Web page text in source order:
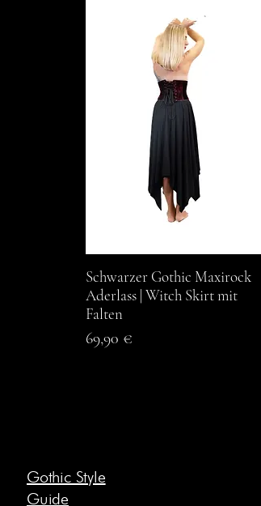
Schnellansicht
Schwarzer Gothic Maxirock
Aderlass | Witch Skirt mit
Falten
Preis
69,90 €
Gothic Style
Guide